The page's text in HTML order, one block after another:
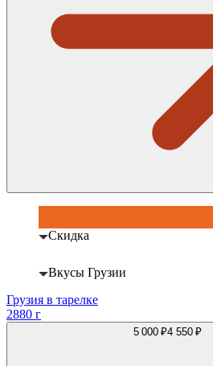
Скидка
Вкусы Грузии
Грузия в тарелке
2880 г
5 000 ₽4 550 ₽